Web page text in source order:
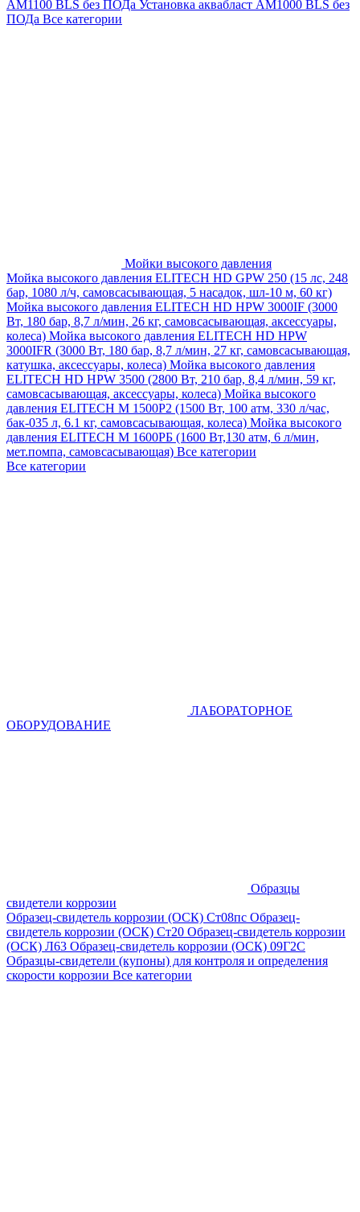
AM1100 BLS без ПОДа Установка аквабласт AM1000 BLS без
ПОДа Все категории
Мойки высокого давления
Мойка высокого давления ELITECH HD GPW 250 (15 лс, 248
бар, 1080 л/ч, самовсасывающая, 5 насадок, шл-10 м, 60 кг)
Мойка высокого давления ELITECH HD HPW 3000IF (3000
Вт, 180 бар, 8,7 л/мин, 26 кг, самовсасывающая, аксессуары,
колеса) Мойка высокого давления ELITECH HD HPW
3000IFR (3000 Вт, 180 бар, 8,7 л/мин, 27 кг, самовсасывающая,
катушка, аксессуары, колеса) Мойка высокого давления
ELITECH HD HPW 3500 (2800 Вт, 210 бар, 8,4 л/мин, 59 кг,
самовсасывающая, аксессуары, колеса) Мойка высокого
давления ELITECH M 1500P2 (1500 Вт, 100 атм, 330 л/час,
бак-035 л, 6.1 кг, самовсасывающая, колеса) Мойка высокого
давления ELITECH М 1600РБ (1600 Вт,130 атм, 6 л/мин,
мет.помпа, самовсасывающая) Все категории
Все категории
ЛАБОРАТОРНОЕ
ОБОРУДОВАНИЕ
Образцы
свидетели коррозии
Образец-свидетель коррозии (ОСК) Ст08пс Образец-
свидетель коррозии (ОСК) Ст20 Образец-свидетель коррозии
(ОСК) Л63 Образец-свидетель коррозии (ОСК) 09Г2С
Образцы-свидетели (купоны) для контроля и определения
скорости коррозии Все категории